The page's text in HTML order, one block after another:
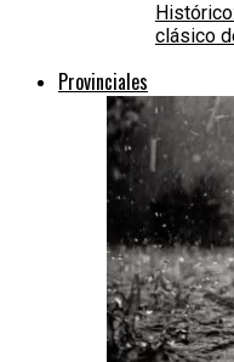
clásico
Provinciales